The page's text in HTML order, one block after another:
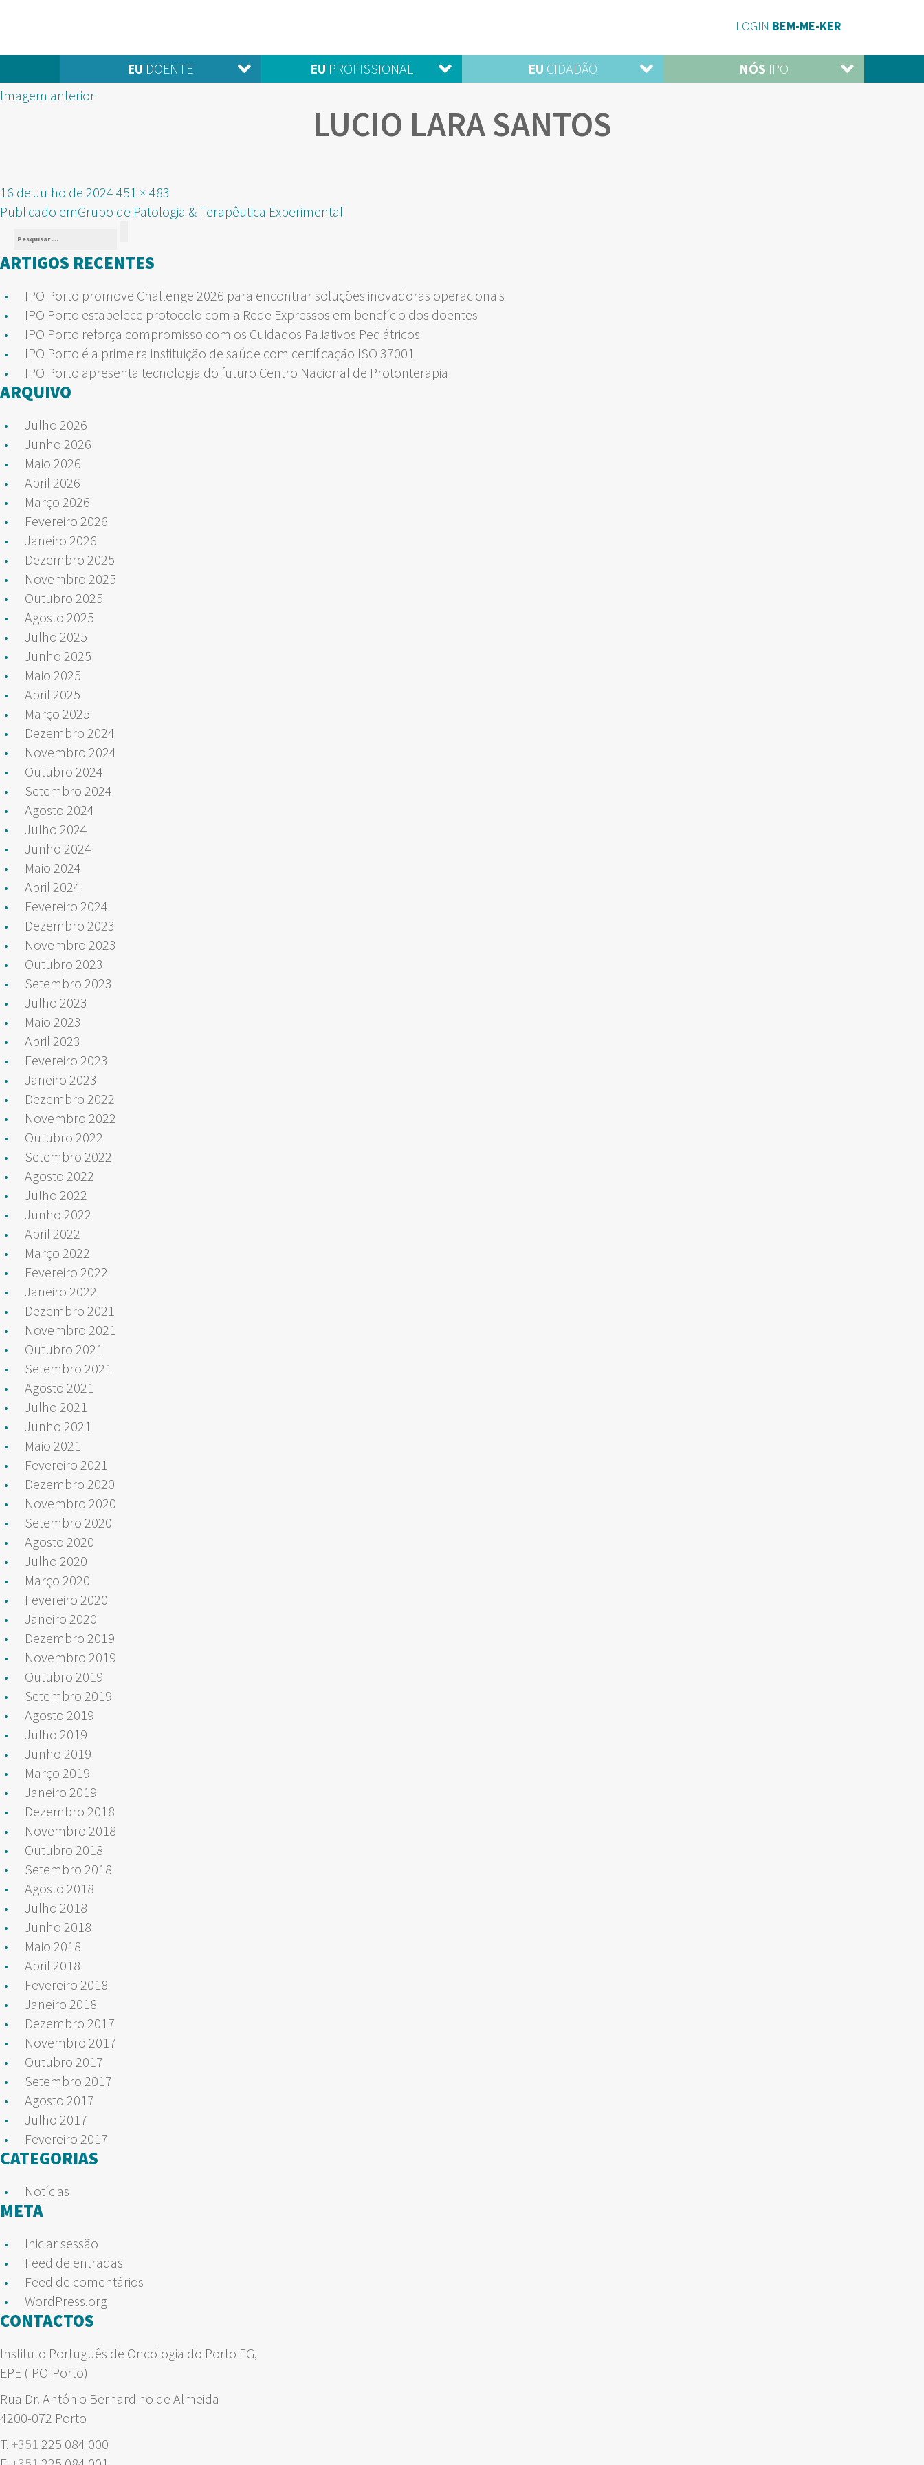
LOGIN BEM-ME-KER
EU DOENTE EU PROFISSIONAL EU CIDADÃO NÓS IPO
Imagem anterior
LUCIO LARA SANTOS
Publicado
em
16 de Julho de 2024 Tamanho
real
451 × 483
NAVEGAÇÃO
DE
ARTIGOS
Publicado emGrupo de Patologia & Terapêutica Experimental
Pesquisar
por:
ARTIGOS RECENTES
IPO Porto promove Challenge 2026 para encontrar soluções inovadoras operacionais
IPO Porto estabelece protocolo com a Rede Expressos em benefício dos doentes
IPO Porto reforça compromisso com os Cuidados Paliativos Pediátricos
IPO Porto é a primeira instituição de saúde com certificação ISO 37001
IPO Porto apresenta tecnologia do futuro Centro Nacional de Protonterapia
ARQUIVO
Julho 2026
Junho 2026
Maio 2026
Abril 2026
Março 2026
Fevereiro 2026
Janeiro 2026
Dezembro 2025
Novembro 2025
Outubro 2025
Agosto 2025
Julho 2025
Junho 2025
Maio 2025
Abril 2025
Março 2025
Dezembro 2024
Novembro 2024
Outubro 2024
Setembro 2024
Agosto 2024
Julho 2024
Junho 2024
Maio 2024
Abril 2024
Fevereiro 2024
Dezembro 2023
Novembro 2023
Outubro 2023
Setembro 2023
Julho 2023
Maio 2023
Abril 2023
Fevereiro 2023
Janeiro 2023
Dezembro 2022
Novembro 2022
Outubro 2022
Setembro 2022
Agosto 2022
Julho 2022
Junho 2022
Abril 2022
Março 2022
Fevereiro 2022
Janeiro 2022
Dezembro 2021
Novembro 2021
Outubro 2021
Setembro 2021
Agosto 2021
Julho 2021
Junho 2021
Maio 2021
Fevereiro 2021
Dezembro 2020
Novembro 2020
Setembro 2020
Agosto 2020
Julho 2020
Março 2020
Fevereiro 2020
Janeiro 2020
Dezembro 2019
Novembro 2019
Outubro 2019
Setembro 2019
Agosto 2019
Julho 2019
Junho 2019
Março 2019
Janeiro 2019
Dezembro 2018
Novembro 2018
Outubro 2018
Setembro 2018
Agosto 2018
Julho 2018
Junho 2018
Maio 2018
Abril 2018
Fevereiro 2018
Janeiro 2018
Dezembro 2017
Novembro 2017
Outubro 2017
Setembro 2017
Agosto 2017
Julho 2017
Fevereiro 2017
CATEGORIAS
Notícias
META
Iniciar sessão
Feed de entradas
Feed de comentários
WordPress.org
CONTACTOS
Instituto Português de Oncologia do Porto FG,
EPE (IPO-Porto)
Rua Dr. António Bernardino de Almeida
4200-072 Porto
T. +351 225 084 000